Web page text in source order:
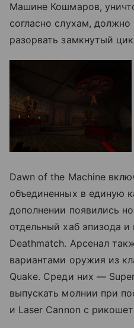
Машине Кошмаров,
согласно слухам,
разорвать замкнутый
Dawn of the Machine
объединенных в единую
дополнении появились
отдельный хаб эпизода
Deathmatch. Арсенал
вариантами оружия из
Quake. Среди них —
выпускать молнии при
и Laser Cannon с